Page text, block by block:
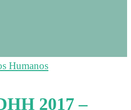
Humanos
2017 –